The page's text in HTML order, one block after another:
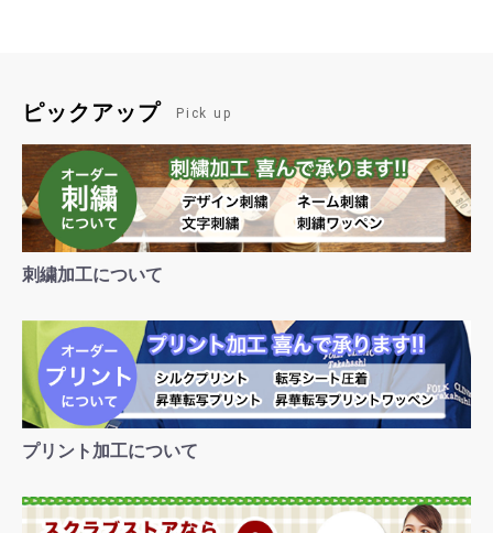
ピックアップ Pick up
刺繍加工について
プリント加工について